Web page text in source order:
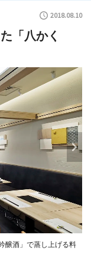
2018.08.10
「八かく
醸酒」で蒸し上げる料